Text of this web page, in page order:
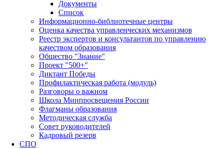
Документы
Список
Информационно-библиотечные центры
Оценка качества управленческих механизмов
Реестр экспертов и консультантов по управлению
качеством образования
Общество "Знание"
Проект "500+"
Диктант Победы
Профилактическая работа (модуль)
Разговоры о важном
Школа Минпросвещения России
Флагманы образования
Методическая служба
Совет руководителей
Кадровый резерв
СПО